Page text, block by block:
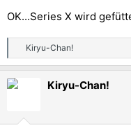
Anhang anzeigen 320838
OK...Series X wird
e
k
Kiryu-Chan!
Kiryu-Chan!